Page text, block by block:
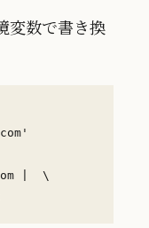
変数で書き換
|  \